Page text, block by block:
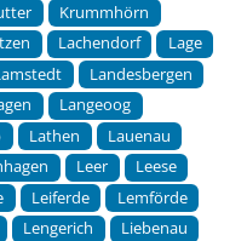
Krummhörn
Lachendorf
Lage
Landesbergen
Langeoog
Lathen
Lauenau
Leer
Leese
Leiferde
Lemförde
Lengerich
Liebenau